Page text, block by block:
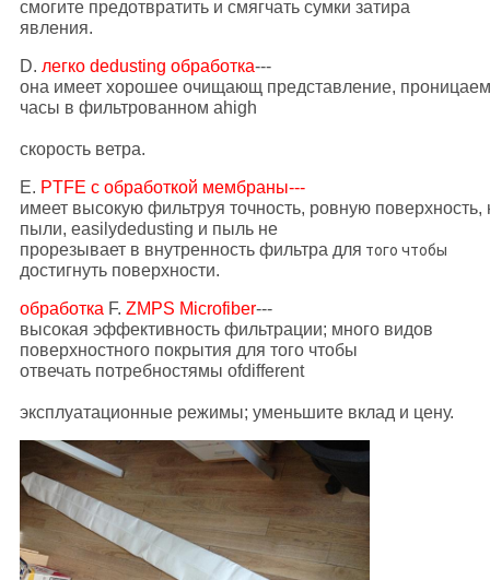
смогите предотвратить и смягчать сумки затира
явления.
D. легко dedusting обработка---
она имеет хорошее очищающ представление,
часы в фильтрованном ahigh
скорость ветра.
E. PTFE с обработкой мембраны---
имеет высокую фильтруя точность, ровную поверхность,
пыли, easilydedusting и пыльне
прорезывает в внутренность фильтра для того чтобы
достигнуть поверхности.
обработка F. ZMPS Microfiber---
высокая эффективность фильтрации; много видов
поверхностного покрытия для того чтобы
отвечать потребностямы ofdifferent
эксплуатационные режимы; уменьшитевклад и цену.